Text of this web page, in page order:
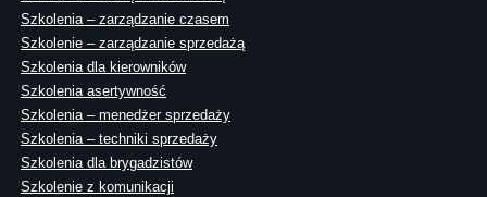
Szkolenia – zarządzanie czasem
Szkolenie – zarządzanie sprzedażą
Szkolenia dla kierowników
Szkolenia asertywność
Szkolenia – menedżer sprzedaży
Szkolenia – techniki sprzedaży
Szkolenia dla brygadzistów
Szkolenie z komunikacji